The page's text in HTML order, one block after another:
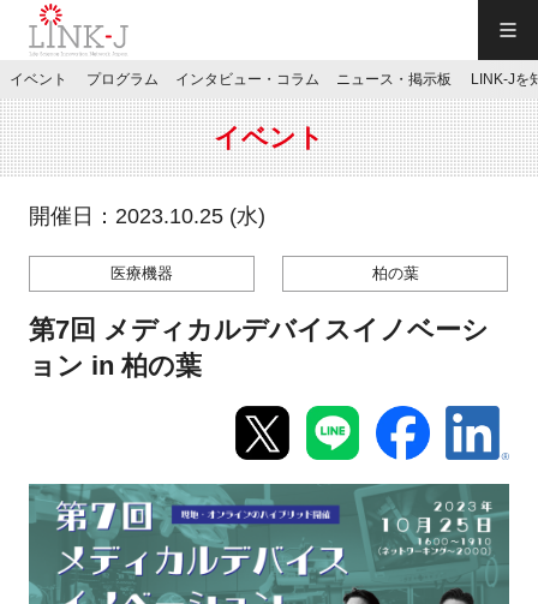
JP／EN
特別会員専用メニュー
施設ご予約
マイページ
新規登録
イベント プログラム インタビュー・コラム ニュース・掲示板 LINK-Jを
イベント
開催日：2023.10.25 (水)
医療機器 柏の葉
第7回 メディカルデバイスイノベーシ
ョン in 柏の葉